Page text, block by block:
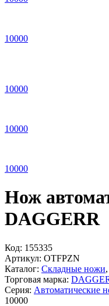
10000
10000
10000
10000
Нож
DAGGERR
Код: 155335
Артикул: OTFPZN
Каталог: Складные ножи,
Торговая марка:
Серия: Автоматические
10000